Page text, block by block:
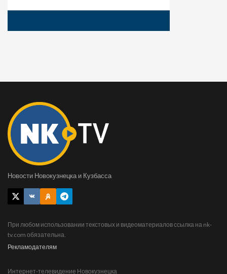
Новости Новокузнецка и Кузбасса
При любом использовании текстовых и видеоматериалов ссылка на nk-
tv.com обязательна.
Рекламодателям
Интернет-телевидение Новокузнецка